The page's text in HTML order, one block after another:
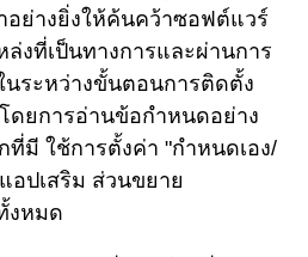
อย่างยิ่งให้ค้นคว้าซอฟต์แวร์
งที่เป็นทางการและผ่านการ
นระหว่างขั้นตอนการติดตั้ง
ดยการอ่านข้อกำหนดอย่าง
ที่มี ใช้การตั้งค่า "กำหนดเอง/
อปเสริม ส่วนขยาย
งหมด